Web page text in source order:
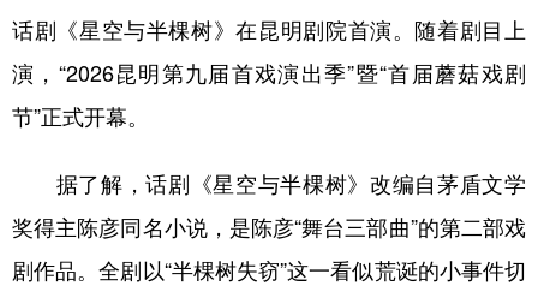
话剧《星空与半棵树》在昆明剧院首演。随着剧目上
演，“2026昆明第九届首戏演出季”暨“首届蘑菇戏剧
节”正式开幕。
据了解，话剧《星空与半棵树》改编自茅盾文学
奖得主陈彦同名小说，是陈彦“舞台三部曲”的第二部戏
剧作品。全剧以“半棵树失窃”这一看似荒诞的小事件切